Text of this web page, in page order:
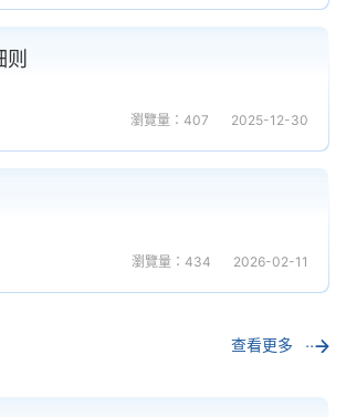
瀏覽量：407 2025-12-30
瀏覽量：434 2026-02-11
查看更多